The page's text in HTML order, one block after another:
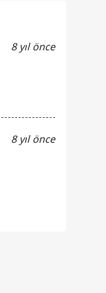
8 yıl önce
8 yıl önce